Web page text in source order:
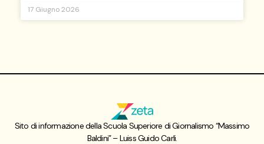
17 Giugno 2026
Sito di informazione della Scuola Superiore di Giornalismo “Massimo
Baldini” – Luiss Guido Carli.